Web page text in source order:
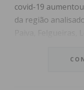
covid-19
da região